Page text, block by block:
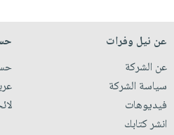
عن نيل وفرات
عن الشركة
سياسة الشركة
فيديوهات
انشر كتابك